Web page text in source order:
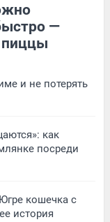
—
пиццы
и не потерять
как
посреди
кошечка с
история